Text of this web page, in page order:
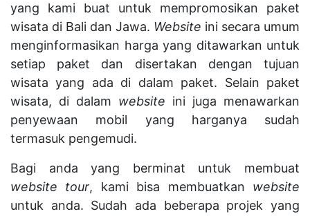
yang kami buat untuk mempromosikan paket
wisata di Bali dan Jawa. Website ini secara umum
menginformasikan harga yang ditawarkan untuk
setiap paket dan disertakan dengan tujuan
wisata yang ada di dalam paket. Selain paket
wisata, di dalam website ini juga menawarkan
penyewaan mobil yang harganya sudah
termasuk pengemudi.
Bagi anda yang berminat untuk membuat
website tour, kami bisa membuatkan website
untuk anda. Sudah ada beberapa projek yang